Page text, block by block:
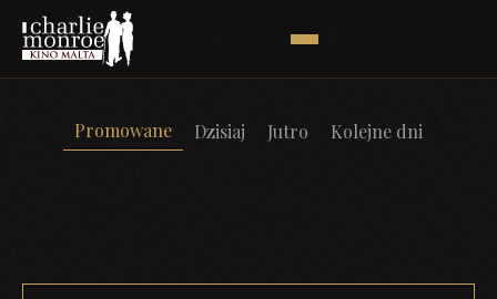
Promowane Dzisiaj Jutro Kolejne dni